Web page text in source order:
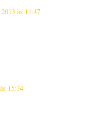
às 11:47
15:34